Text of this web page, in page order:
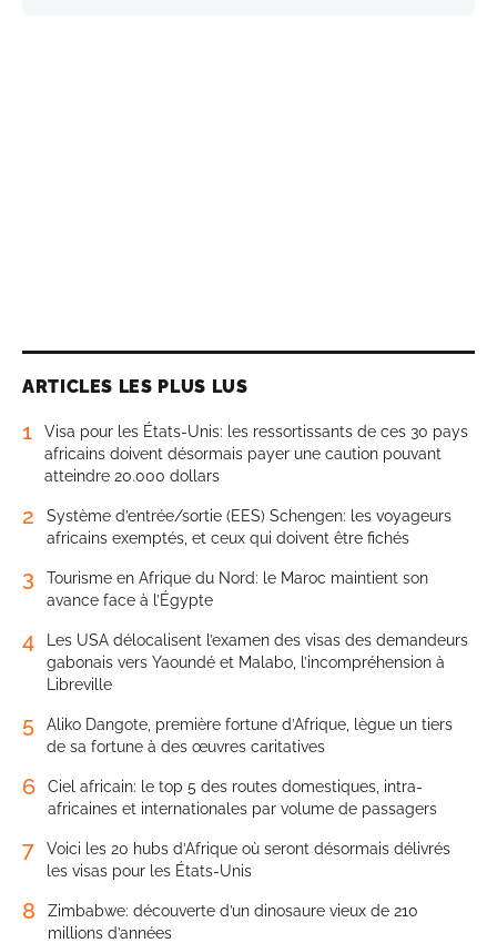
ARTICLES LES PLUS LUS
1
Visa pour les États-Unis: les ressortissants de ces 30 pays
africains doivent désormais payer une caution pouvant
atteindre 20.000 dollars
2
Système d’entrée/sortie (EES) Schengen: les voyageurs
africains exemptés, et ceux qui doivent être fichés
3
Tourisme en Afrique du Nord: le Maroc maintient son
avance face à l’Égypte
4
Les USA délocalisent l’examen des visas des demandeurs
gabonais vers Yaoundé et Malabo, l’incompréhension à
Libreville
5
Aliko Dangote, première fortune d’Afrique, lègue un tiers
de sa fortune à des œuvres caritatives
6
Ciel africain: le top 5 des routes domestiques, intra-
africaines et internationales par volume de passagers
7
Voici les 20 hubs d’Afrique où seront désormais délivrés
les visas pour les États-Unis
8
Zimbabwe: découverte d’un dinosaure vieux de 210
millions d’années